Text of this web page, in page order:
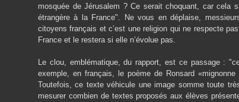
mosquée de Jérusalem ? Ce serait choquant, car cela
étrangère à la France". Ne vous en déplaise,
citoyens français et c’est une religion qui ne respecte
France et le restera si elle n’évolue pas.
Le clou, emblématique, du rapport, est ce passage :
exemple, en français, le poème de Ronsard
Toutefois, ce texte véhicule une image somme toute
mesurer combien de textes proposés aux élèves